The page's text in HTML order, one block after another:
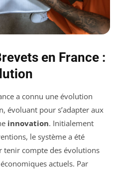
en France :
a connu une évolution
évoluant pour s’adapter aux
innovation. Initialement
le système a été
compte des évolutions
actuels. Par